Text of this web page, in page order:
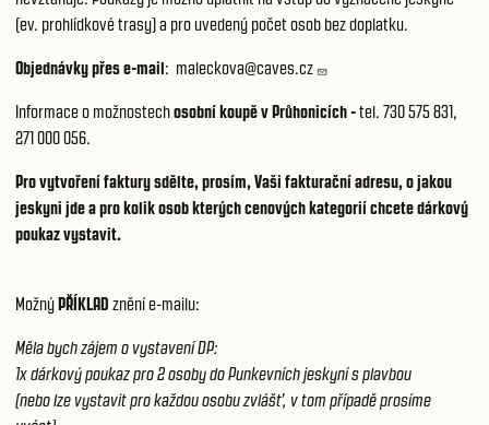
(ev. prohlídkové trasy) a pro uvedený počet osob bez doplatku.
Objednávky přes e-mail: maleckova@caves.cz
Informace o možnostechosobní koupě v Průhonicích -tel. 730 575 831,
271 000 056.
Pro vytvoření faktury sdělte, prosím, Vaši fakturační adresu, o jakou
jeskyni jde a pro kolik osob kterých cenových kategorií chcete dárkový
poukaz vystavit.
MožnýPŘÍKLAD znění e-mailu:
Měla bych zájem o vystavení DP:
1x dárkový poukaz pro 2 osoby do Punkevních jeskyní s plavbou
(nebo lze vystavit pro každou osobu zvlášť, v tom případě prosíme